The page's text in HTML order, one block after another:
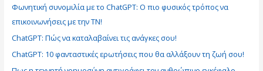
η
γ
ι
α
:
Φωνητική συνομιλία με το ChatGPT: Ο πιο φυσικός τρόπος να
επικοινωνήσεις με την ΤΝ!
ChatGPT: Πώς να καταλαβαίνει τις ανάγκες σου!
ChatGPT: 10 φανταστικές ερωτήσεις που θα αλλάξουν τη ζωή σου!